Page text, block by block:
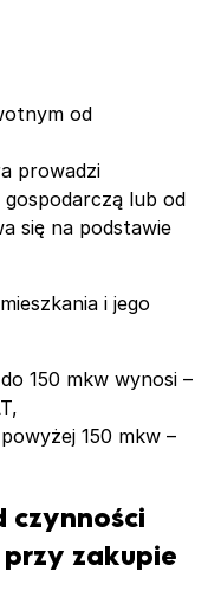
od
prowadzi
gospodarczą lub od
się na podstawie
i jego
150 mkw wynosi –
150 mkw –
czynności
przy zakupie